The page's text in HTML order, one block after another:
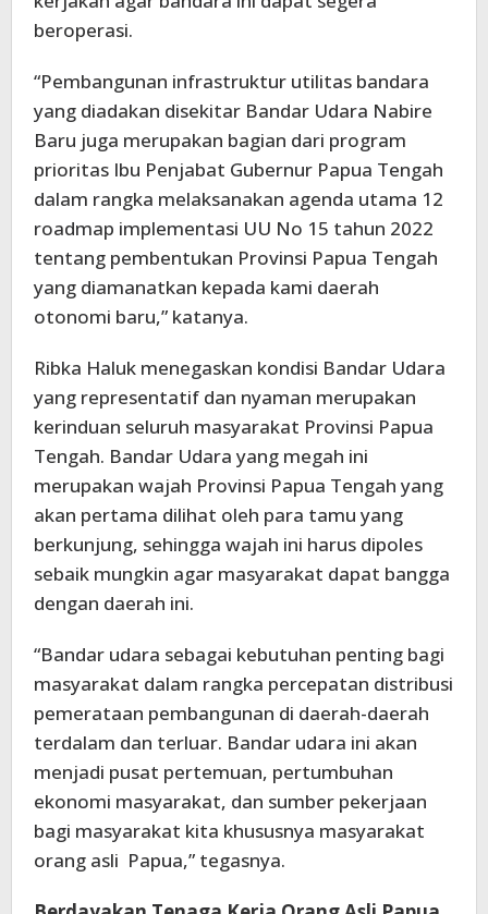
beroperasi.
“Pembangunan infrastruktur utilitas bandara
yang diadakan disekitar Bandar Udara Nabire
Baru juga merupakan bagian dari program
prioritas Ibu Penjabat Gubernur Papua Tengah
dalam rangka melaksanakan agenda utama 12
roadmap implementasi UU No 15 tahun 2022
tentang pembentukan Provinsi Papua Tengah
yang diamanatkan kepada kami daerah
otonomi baru,” katanya.
Ribka Haluk menegaskan kondisi Bandar Udara
yang representatif dan nyaman merupakan
kerinduan seluruh masyarakat Provinsi Papua
Tengah. Bandar Udara yang megah ini
merupakan wajah Provinsi Papua Tengah yang
akan pertama dilihat oleh para tamu yang
berkunjung, sehingga wajah ini harus dipoles
sebaik mungkin agar masyarakat dapat bangga
dengan daerah ini.
“Bandar udara sebagai kebutuhan penting bagi
masyarakat dalam rangka percepatan distribusi
pemerataan pembangunan di daerah-daerah
terdalam dan terluar. Bandar udara ini akan
menjadi pusat pertemuan, pertumbuhan
ekonomi masyarakat, dan sumber pekerjaan
bagi masyarakat kita khususnya masyarakat
orang asli Papua,” tegasnya.